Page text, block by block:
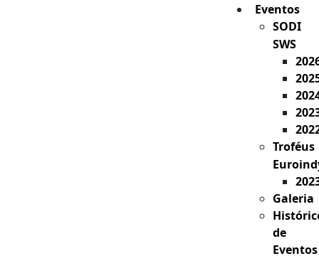
Eventos
SODI
SWS
Troféus
Galeria
de
Eventos